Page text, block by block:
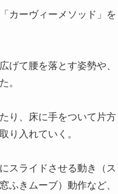
カーヴィーメソッド」を
げて腰を落とす姿勢や、
。
り、床に手をついて片方
り入れていく。
スライドさせる動き（ス
ふきムーブ）動作など、